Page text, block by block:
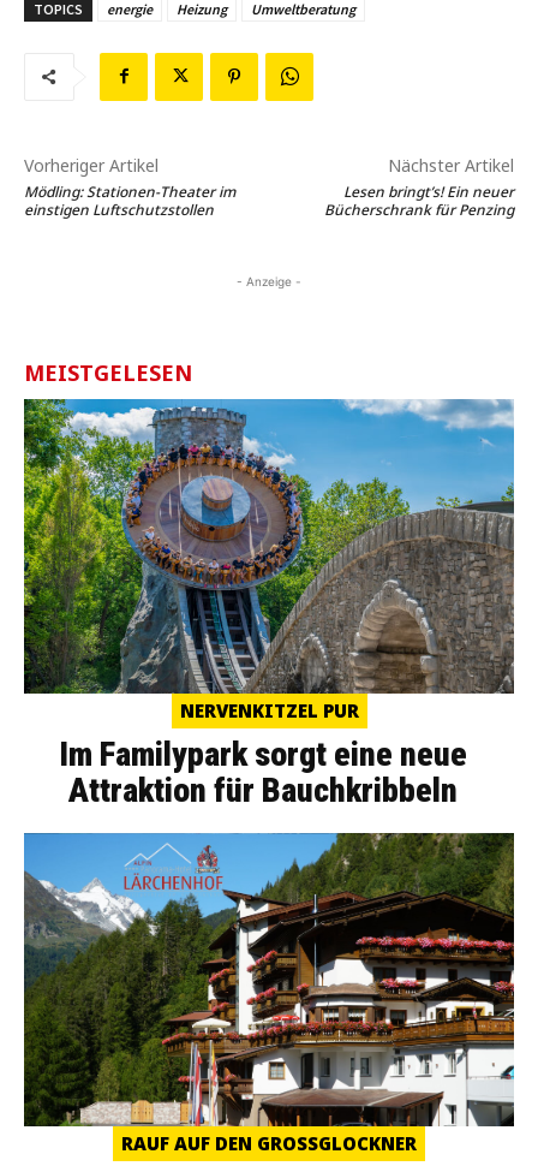
TOPICS energie Heizung Umweltberatung
Vorheriger Artikel
Mödling: Stationen-Theater im
einstigen Luftschutzstollen
Nächster Artikel
Lesen bringt’s! Ein neuer
Bücherschrank für Penzing
- Anzeige -
MEISTGELESEN
NERVENKITZEL PUR
Im Familypark sorgt eine neue
Attraktion für Bauchkribbeln
RAUF AUF DEN GROSSGLOCKNER